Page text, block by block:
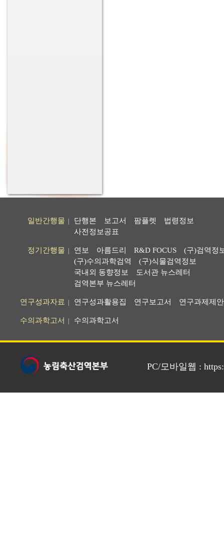
일반간행물 단행본 보고서 팜플렛
법령정보
사전정보공표
정기간행물 연보 아름드리 R&D FOCUS
(구)검역정
(구)수의과학검역
(구)식물검역정보
국내외 동향정보
도서관 뉴스레터
검역본부 뉴스레터
연구성과자료 연구성과활용집 연구보고서 연구과제제
수의과학고서 수의과학고서
PC/모바일웹 :